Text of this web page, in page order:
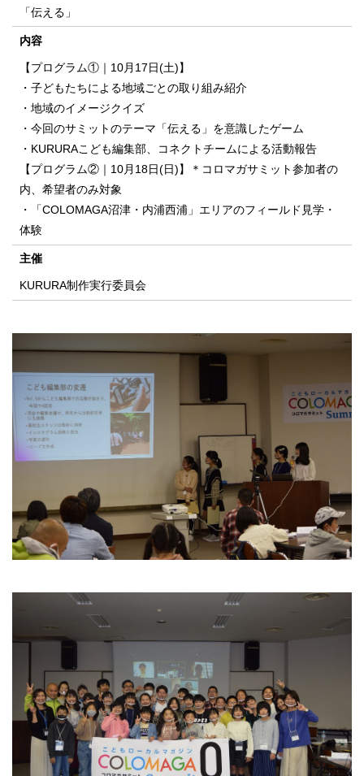
「伝える」
内容
【プログラム①｜10月17日(土)】
・子どもたちによる地域ごとの取り組み紹介
・地域のイメージクイズ
・今回のサミットのテーマ「伝える」を意識したゲーム
・KURURAこども編集部、コネクトチームによる活動報告
【プログラム②｜10月18日(日)】＊コロマガサミット参加者の
内、希望者のみ対象
・「COLOMAGA沼津・内浦西浦」エリアのフィールド見学・
体験
主催
KURURA制作実行委員会